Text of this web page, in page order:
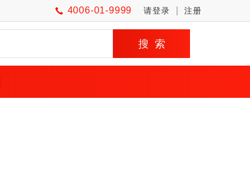
请登录 注册
4006-01-9999